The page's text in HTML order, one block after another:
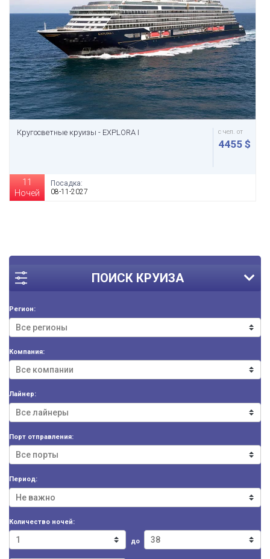
ПОИСК КРУИЗА
Регион:
Компания:
Лайнер:
Порт отправления:
Период:
Количество ночей:
до
Кругосветные круизы - EXPLORA I с чел. от
4455 $
11
Ночей
Посадка:
08-11-2027